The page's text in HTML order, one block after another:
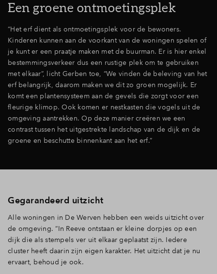
Een groene ontmoetingsplek
“Het erf dient als ontmoetingsplek voor de bewoners.
Kinderen kunnen aan de voorkant van de woningen spelen of
je kunt er een praatje maken met de buurman. Er is hier enkel
bestemmingsverkeer dus een rustige plek om te gebruiken
met elkaar”, licht Gerben toe, “We vinden de beleving van het
erf belangrijk, daarom maken we dit zo groen mogelijk. Er
komt een plantensysteem aan de gevels die zorgt voor een
fleurige klimop. Ook komen er nestkasten die vogels uit de
omgeving aantrekken. Op deze manier creëren we een
contrast tussen het uitgestrekte landschap van de dijk en de
groene en beschutte binnenkant aan het erf.”
Gegarandeerd uitzicht
Alle woningen in De Werven hebben een weids uitzicht over
de omgeving. “In Reeve ontstaan er kleine dorpjes op een
dijk die als stempels ver uit elkaar geplaatst zijn. Iedere
cluster heeft daarin zijn eigen karakter. Het uitzicht dat je nu
ervaart, behoud je ook.